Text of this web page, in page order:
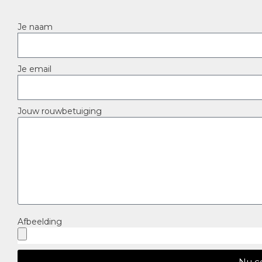
Je naam
Je email
Jouw rouwbetuiging
Afbeelding